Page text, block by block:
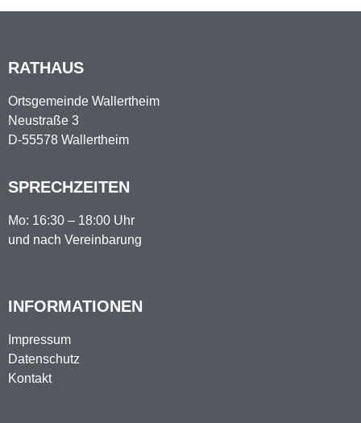
RATHAUS
Ortsgemeinde Wallertheim
Neustraße 3
D-55578 Wallertheim
SPRECHZEITEN
Mo: 16:30 – 18:00 Uhr
und nach Vereinbarung
INFORMATIONEN
Impressum
Datenschutz
Kontakt